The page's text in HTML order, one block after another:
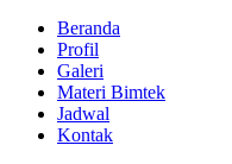
Beranda
Profil
Galeri
Materi Bimtek
Jadwal
Kontak